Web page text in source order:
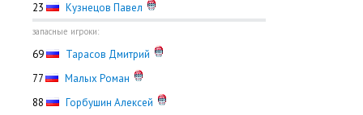
23
Кузнецов Павел
запасные игроки:
69
Тарасов Дмитрий
77
Малых Роман
88
Горбушин Алексей